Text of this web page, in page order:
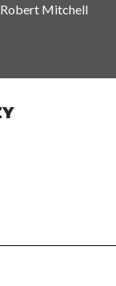
Mitchell